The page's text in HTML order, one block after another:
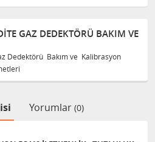
GAZ DEDEKTÖRÜ BAKIM VE
Dedektörü Bakım ve Kalibrasyon
Yorumlar (0)